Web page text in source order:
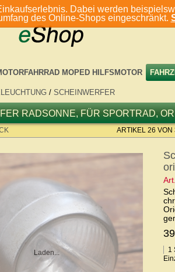
Dabei werden
des Online-Shops eingeschränkt.
MOPED HILFSMOTOR
/ SCHEINWERFER
RADSONNE, FÜR SPORTRAD,
ARTIKEL 26 VON
Laden... 1